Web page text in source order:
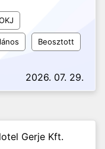
Beosztott
2026. 07. 29.
Gerje Kft.